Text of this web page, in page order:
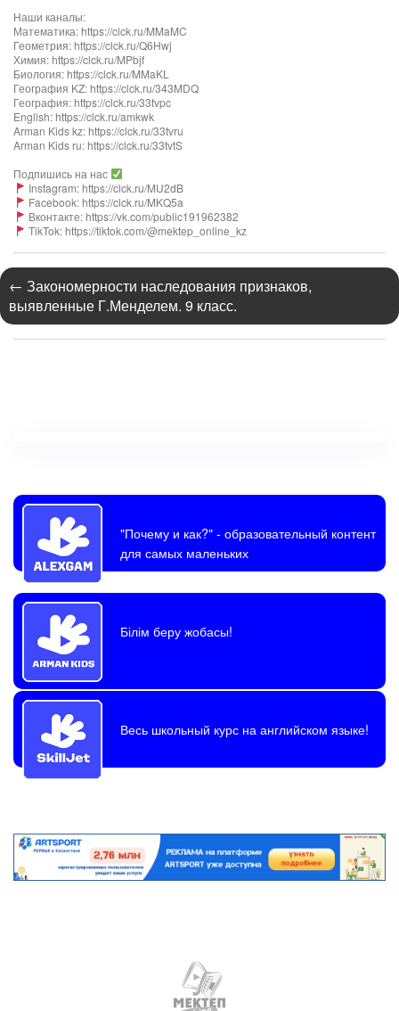
Наши каналы:
Математика: https://clck.ru/MMaMC
Геометрия: https://clck.ru/Q6Hwj
Химия: https://clck.ru/MPbjf​
Биология: https://clck.ru/MMaKL​​​​​​
География KZ: https://clck.ru/343MDQ
География: https://clck.ru/33tvpc
English: https://clck.ru/amkwk
Arman Kids kz: https://clck.ru/33tvru
Arman Kids ru: https://clck.ru/33tvtS
Подпишись на нас
Instagram: https://clck.ru/MU2dB
Facebook: https://clck.ru/MKQ5a
Вконтакте: https://vk.com/public191962382
TikTok: https://tiktok.com/@mektep_online_kz
← Закономерности наследования признаков,
выявленные Г.Менделем. 9 класс.
"Почему и как?"- образовательный контент
для самых маленьких
Білім беру жобасы!
Весь школьный курс на английском языке!